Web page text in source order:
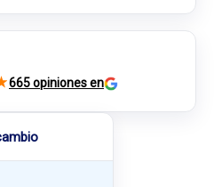
665 opiniones en